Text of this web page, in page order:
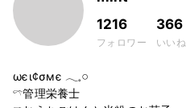
1216
フォロワー
366
いいね
ωєι¢σмє 𓂃𓈒𓏸
𓍼管理栄養士